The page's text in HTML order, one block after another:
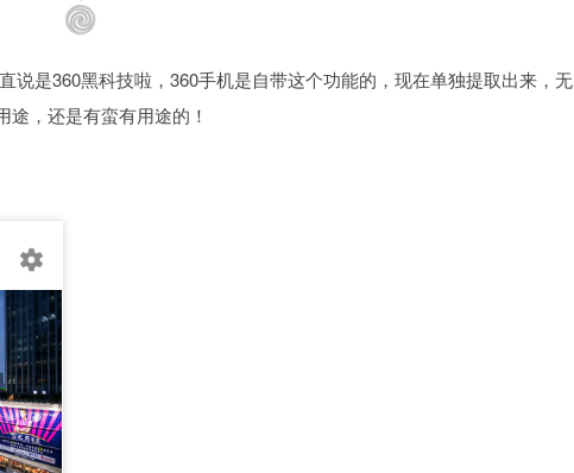
说是360黑科技啦，360手机是自带这个功能的，现在单独提取出来，无
，还是有蛮有用途的！